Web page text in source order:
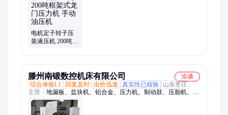
机、龙门剪切机、框架式液压机、数控立车、30吨单臂液压机、
工程龙门液压机、现货金属剪切机、全自动龙门剪切机、重型剪
断机械、液压切断机、400吨龙门剪切机、废铁龙门剪切机、立
式龙门剪切机
电机定子转子压
装液压机 200吨框
滕州南锻数控机床有限公司
洽谈
综合体验L1
回复及时 出价迅速 真实性已核验
山东枣庄
主营： 地漏板、盐块机、铝合金、压力机、制动鼓、压胎机、液
压机、防盗门、油压机、拉伸机、盐砖机、定制车轴、油压冲
床、轴承轴套、离合器壳、塑边模具、数控机床、拉伸模具、液